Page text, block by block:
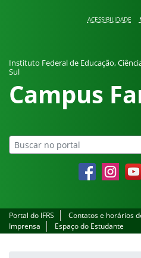
ACESSIBILIDADE
Instituto Federal de Educação,
Sul
Campus
FacebookInstagram
Portal do IFRS Contatos e horários
Imprensa
Espaço do Estudante